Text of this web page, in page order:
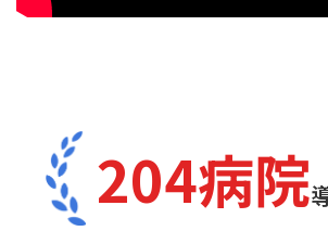
204病院